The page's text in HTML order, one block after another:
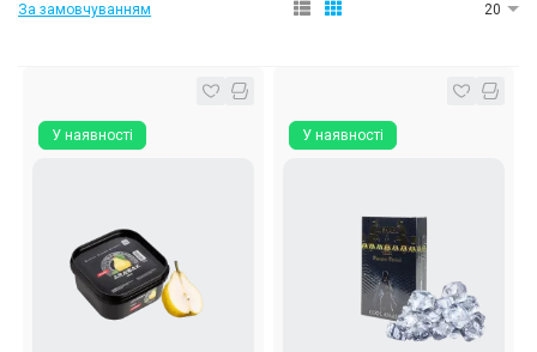
Аксесуари для кальяну
Електронні сигарети (POD)
Рідини для електронних сигарет
Подарункові набори
За замовчуванням 20
У наявності У наявності